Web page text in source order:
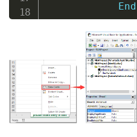
End
End If
End If
End Sub